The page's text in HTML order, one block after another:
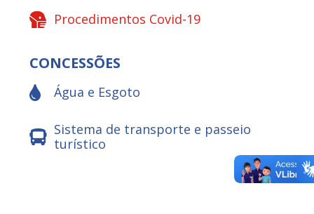
Procedimentos Covid-19
CONCESSÕES
Água e Esgoto
Sistema de transporte e passeio
turístico